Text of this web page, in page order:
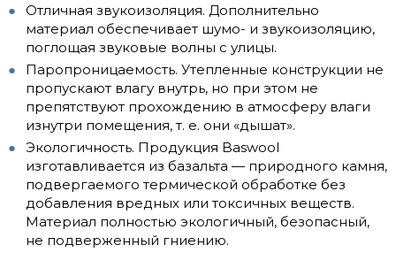
Отличная звукоизоляция. Дополнительно
материал обеспечивает шумо- и звукоизоляцию,
поглощая звуковые волны с улицы.
Паропроницаемость. Утепленные конструкции не
пропускают влагу внутрь, но при этом не
препятствуют прохождению в атмосферу влаги
изнутри помещения, т. е. они «дышат».
Экологичность. Продукция Baswool
изготавливается из базальта — природного камня,
подвергаемого термической обработке без
добавления вредных или токсичных веществ.
Материал полностью экологичный, безопасный,
не подверженный гниению.